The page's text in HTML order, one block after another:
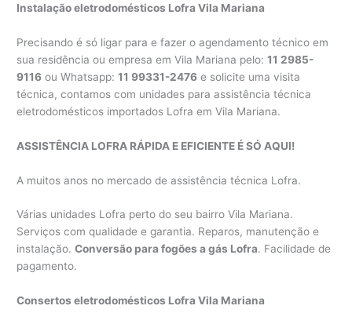
Instalação eletrodomésticos Lofra Vila Mariana
Precisando é só ligar para e fazer o agendamento técnico em
sua residência ou empresa em Vila Mariana pelo:11 2985-
9116 ou Whatsapp:11 99331-2476 e solicite uma visita
técnica, contamos com unidades para assistência técnica
eletrodomésticos importados Lofra em Vila Mariana.
ASSISTÊNCIA LOFRA RÁPIDA E EFICIENTE É SÓ AQUI!
A muitos anos no mercado de assistência técnica Lofra.
Várias unidades Lofra perto do seu bairro Vila Mariana.
Serviços com qualidade e garantia. Reparos, manutenção e
instalação.Conversão para fogões a gás Lofra. Facilidade de
pagamento.
Consertos eletrodomésticos Lofra Vila Mariana